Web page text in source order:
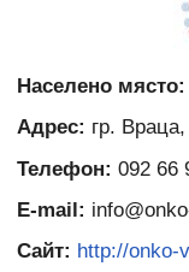
Населено място:
Адрес: гр.
Телефон: 092 66
E-mail:
Сайт: http://onko-